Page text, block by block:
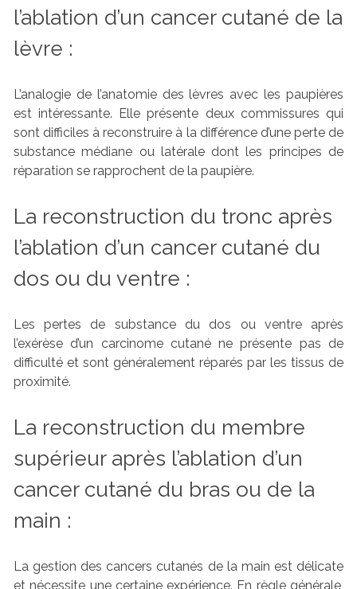
l’ablation d’un cancer cutané de la
lèvre :
L’analogie de l’anatomie des lèvres avec les paupières
est intéressante. Elle présente deux commissures qui
sont difficiles à reconstruire à la différence d’une perte de
substance médiane ou latérale dont les principes de
réparation se rapprochent de la paupière.
La reconstruction du tronc après
l’ablation d’un cancer cutané du
dos ou du ventre :
Les pertes de substance du dos ou ventre après
l’exérèse d’un carcinome cutané ne présente pas de
difficulté et sont généralement réparés par les tissus de
proximité.
La reconstruction du membre
supérieur après l’ablation d’un
cancer cutané du bras ou de la
main :
La gestion des cancers cutanés de la main est délicate
et nécessite une certaine expérience. En règle générale,